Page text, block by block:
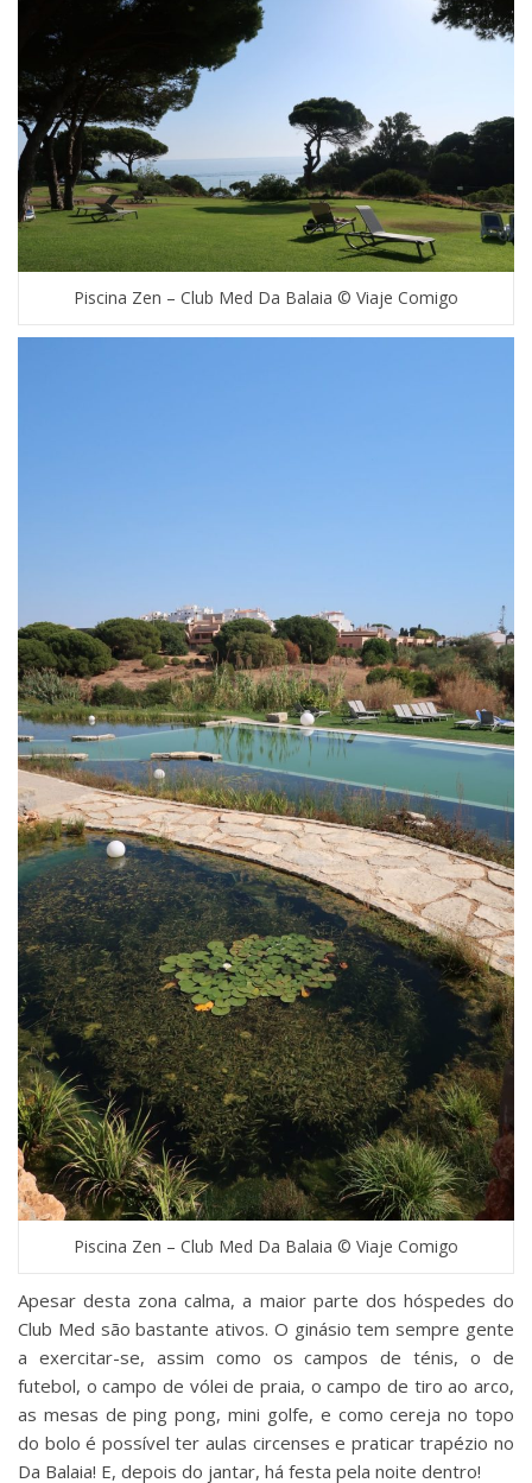
Piscina Zen – Club Med Da Balaia © Viaje Comigo
Piscina Zen – Club Med Da Balaia © Viaje Comigo
Apesar desta zona calma, a maior parte dos hóspedes do
Club Med são bastante ativos. O ginásio tem sempre gente
a exercitar-se, assim como os campos de ténis, o de
futebol, o campo de vólei de praia, o campo de tiro ao arco,
as mesas de ping pong, mini golfe, e como cereja no topo
do bolo é possível ter aulas circenses e praticar trapézio no
Da Balaia! E, depois do jantar, há festa pela noite dentro!